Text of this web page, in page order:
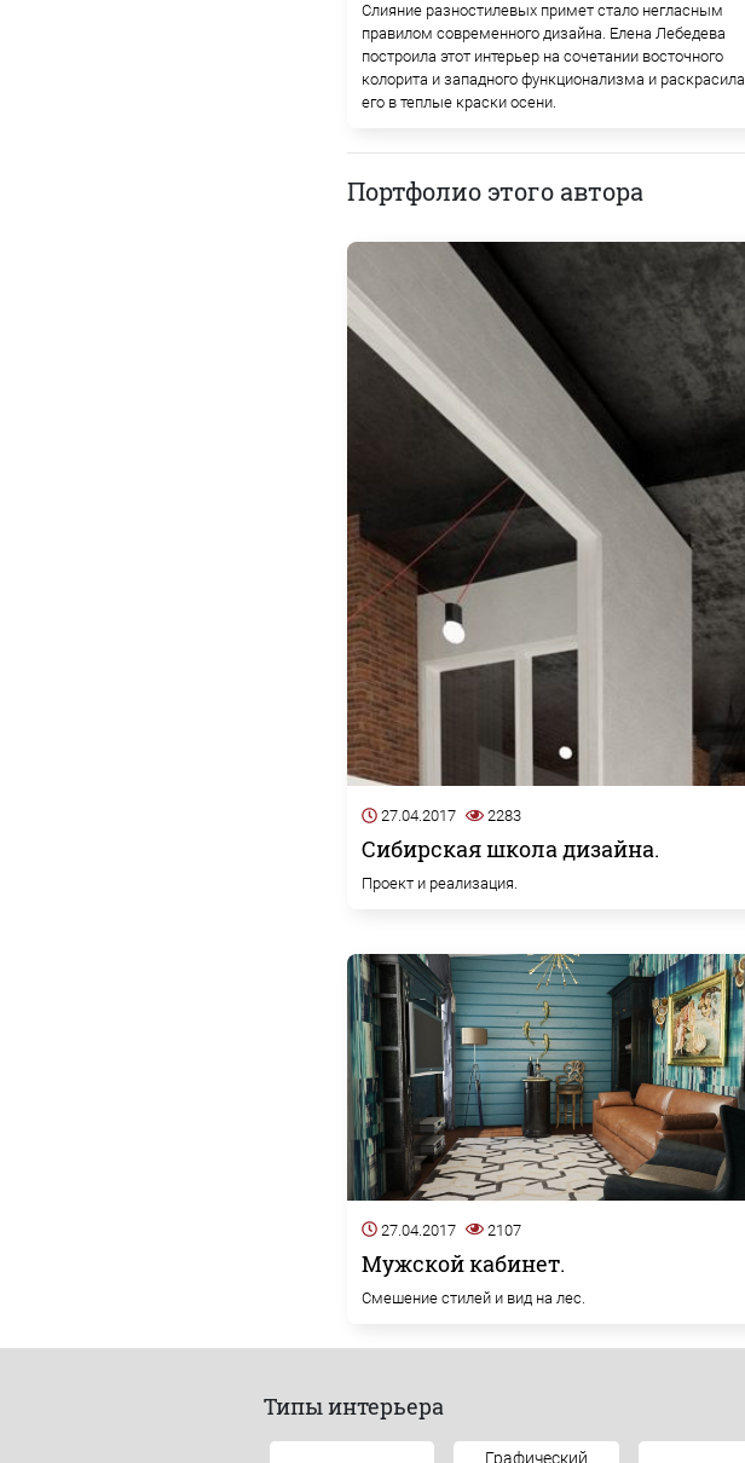
Слияние разностилевых примет стало негласным
правилом современного дизайна. Елена Лебедева
построила этот интерьер на сочетании восточного
колорита и западного функционализма и раскрасила
его в теплые краски осени.
Портфолио этого автора
27.04.2017 2283
Сибирская школа дизайна.
Проект и реализация.
27.04.2017 2107
Мужской кабинет.
Смешение стилей и вид на лес.
Типы интерьера
Графический